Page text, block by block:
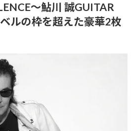
～鮎川 誠GUITAR
ルの枠を超えた豪華2枚